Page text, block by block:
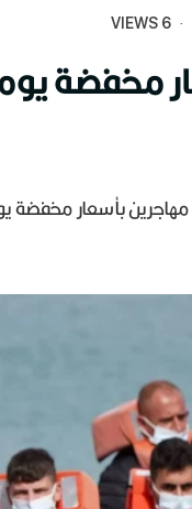
·
6 VIEWS
مخفضة يوم
بأسعار مخفضة